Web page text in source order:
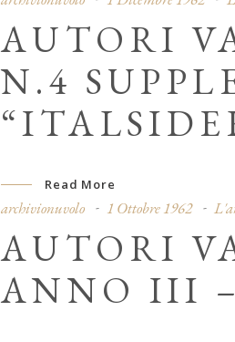
AUTORI
N.4
Read More
archivionuvolo 1 Ottobre 1962
AUTORI
ANNO III